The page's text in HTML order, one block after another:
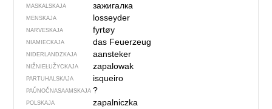
MASKALSKAJA зажигалка
MENSKAJA losseyder
NARVESKAJA fyrtøy
NIAMIECKAJA das Feuerzeug
NIDERLANDZKAJA aansteker
NIŽNIEŁUŽYCKAJA zapalowak
PARTUHALSKAJA isqueiro
PAŬNOČ­NA­SA­AM­SKAJA?
POLSKAJA zapalniczka